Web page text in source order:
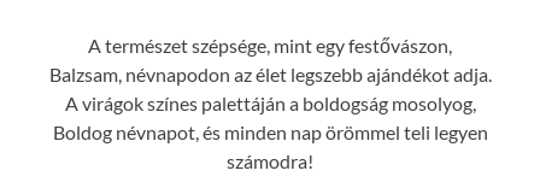
A természet szépsége, mint egy festővászon,
Balzsam, névnapodon az élet legszebb ajándékot adja.
A virágok színes palettáján a boldogság mosolyog,
Boldog névnapot, és minden nap örömmel teli legyen
számodra!